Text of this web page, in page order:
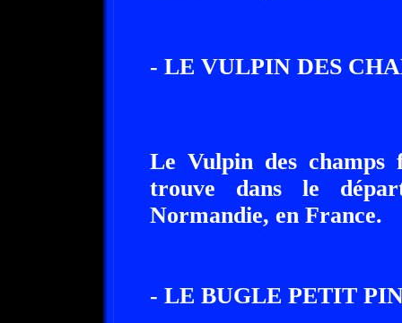
- LE VULPIN DES
Le Vulpin des
trouve dans le
Normandie, en France.
- LE BUGLE PETIT